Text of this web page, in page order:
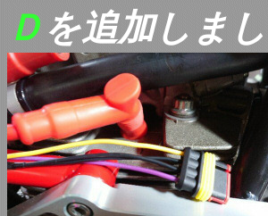
Ｄ を追加しまし